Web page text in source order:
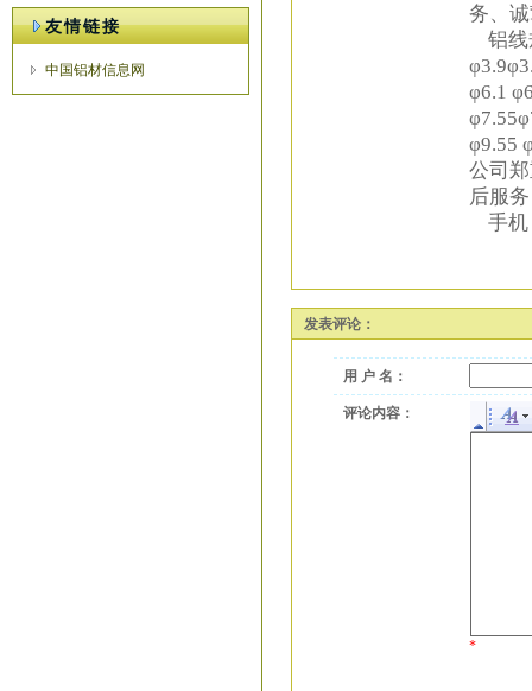
友情链接
中国铝材信息网
务、
铝线
φ6.1
φ9.55
公司
后服
手机
发表评论：
用 户 名：
评论内容：
*